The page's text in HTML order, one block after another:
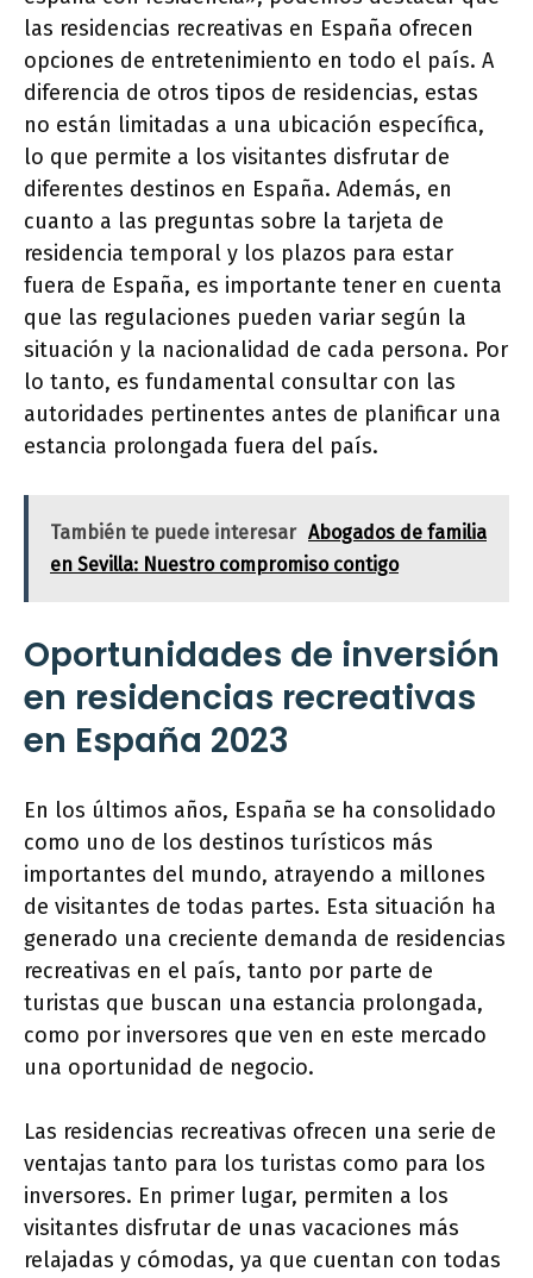
las residencias recreativas en España ofrecen
opciones de entretenimiento en todo el país. A
diferencia de otros tipos de residencias, estas
no están limitadas a una ubicación específica,
lo que permite a los visitantes disfrutar de
diferentes destinos en España. Además, en
cuanto a las preguntas sobre la tarjeta de
residencia temporal y los plazos para estar
fuera de España, es importante tener en cuenta
que las regulaciones pueden variar según la
situación y la nacionalidad de cada persona. Por
lo tanto, es fundamental consultar con las
autoridades pertinentes antes de planificar una
estancia prolongada fuera del país.
También te puede interesar Abogados de familia
en Sevilla: Nuestro compromiso contigo
Oportunidades de inversión
en residencias recreativas
en España 2023
En los últimos años, España se ha consolidado
como uno de los destinos turísticos más
importantes del mundo, atrayendo a millones
de visitantes de todas partes. Esta situación ha
generado una creciente demanda de residencias
recreativas en el país, tanto por parte de
turistas que buscan una estancia prolongada,
como por inversores que ven en este mercado
una oportunidad de negocio.
Las residencias recreativas ofrecen una serie de
ventajas tanto para los turistas como para los
inversores. En primer lugar, permiten a los
visitantes disfrutar de unas vacaciones más
relajadas y cómodas, ya que cuentan con todas